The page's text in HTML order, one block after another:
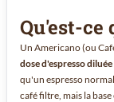
Qu'est-ce
Un Americano (ou
dose d'espresso
qu'un espresso
café filtre, mais la